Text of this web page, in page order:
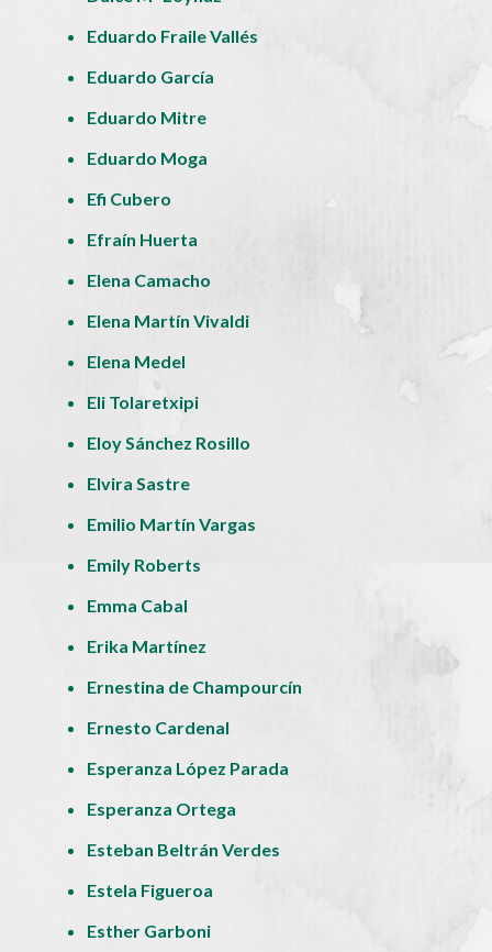
Eduardo Fraile Vallés
Eduardo García
Eduardo Mitre
Eduardo Moga
Efi Cubero
Efraín Huerta
Elena Camacho
Elena Martín Vivaldi
Elena Medel
Eli Tolaretxipi
Eloy Sánchez Rosillo
Elvira Sastre
Emilio Martín Vargas
Emily Roberts
Emma Cabal
Erika Martínez
Ernestina de Champourcín
Ernesto Cardenal
Esperanza López Parada
Esperanza Ortega
Esteban Beltrán Verdes
Estela Figueroa
Esther Garboni